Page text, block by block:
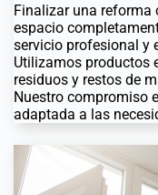
Finalizar una reforma
espacio
servicio profesional y
Utilizamos productos
residuos y restos de
Nuestro compromiso
adaptada a las